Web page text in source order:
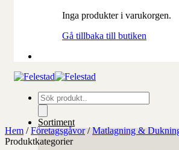
Inga produkter i varukorgen.
Gå tillbaka till butiken
Produktsökning
Sortiment
Hem / Företagsgåvor / Matlagning &
Produktkategorier